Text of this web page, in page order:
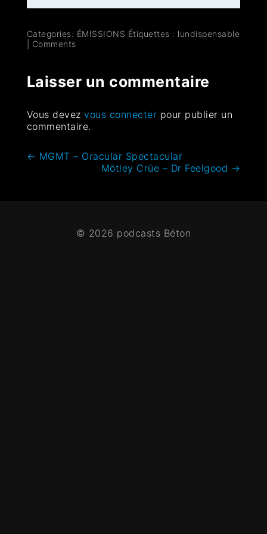
Categories: ÉMISSIONS Étiquettes : lundispensable
Comments
Laisser un commentaire
Vous devezvous connecter pour publier un
commentaire.
← MGMT – Oracular Spectacular
Mötley Crüe – Dr Feelgood →
© 2026 podcasts Béton